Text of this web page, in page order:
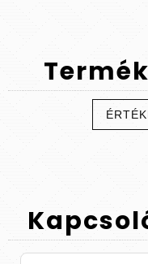
Termék